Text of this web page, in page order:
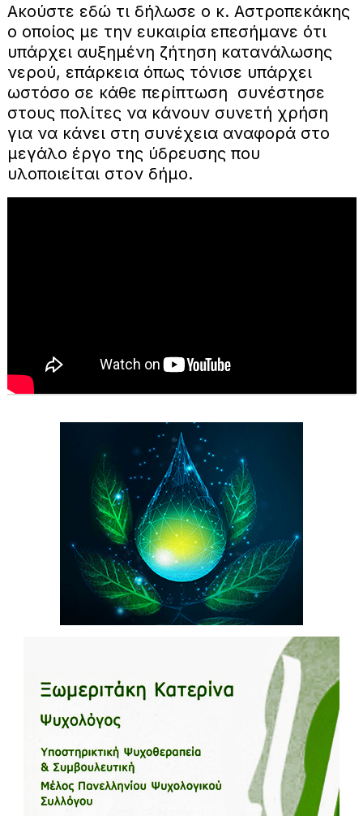
Ακούστε εδώ τι δήλωσε ο κ. Αστροπεκάκης
ο οποίος με την ευκαιρία επεσήμανε ότι
υπάρχει αυξημένη ζήτηση κατανάλωσης
νερού, επάρκεια όπως τόνισε υπάρχει
ωστόσο σε κάθε περίπτωση συνέστησε
στους πολίτες να κάνουν συνετή χρήση
για να κάνει στη συνέχεια αναφορά στο
μεγάλο έργο της ύδρευσης που
υλοποιείται στον δήμο.